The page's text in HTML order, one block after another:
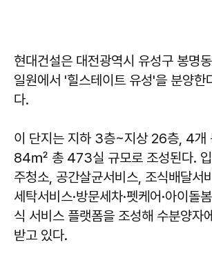
현대건설은 대전광역시 유성구 봉명
일원에서 '힐스테이트 유성'을 분양한
다.
이 단지는 지하 3층~지상 26층, 4개
84㎡ 총 473실 규모로 조성된다. 입
주청소, 공간살균서비스, 조식배달서
세탁서비스·방문세차·펫케어·아이돌
식 서비스 플랫폼을 조성해 수분양자
받고 있다.